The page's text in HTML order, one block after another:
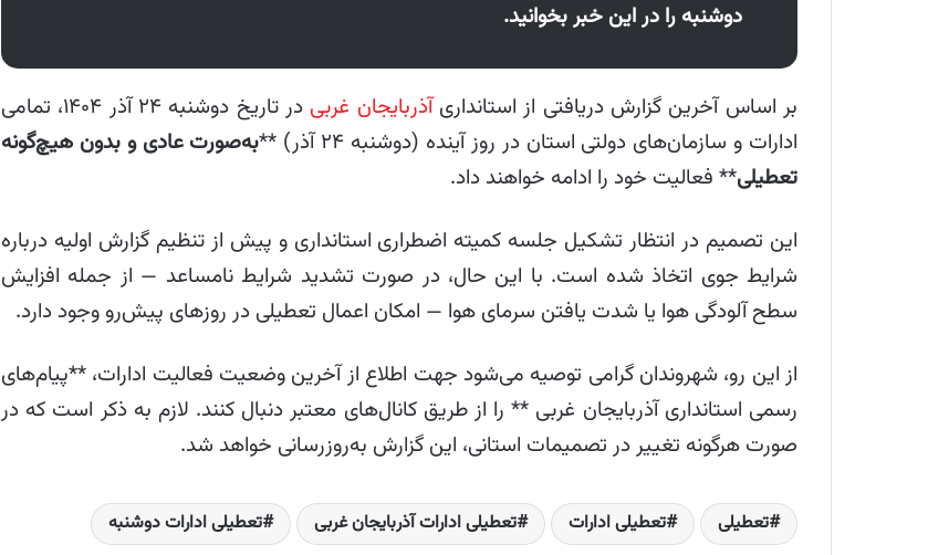
دوشنبه را در این خبر بخوانید.
بر اساس آخرین گزارش دریافتی از استانداریآذربایجان غربی
در تاریخ دوشنبه ۲۴ آذر ۱۴۰۴، تمامی
ادارات و سازمان‌های دولتی استان در روز آینده (دوشنبه ۲۴ آذر) **
به‌صورت عادی و بدون هیچ‌گونه
تعطیلی** فعالیت خود را ادامه خواهند داد.
این تصمیم در انتظار تشکیل جلسه کمیته اضطراری استانداری و پیش از تنظیم گزارش اولیه درباره
شرایط جوی اتخاذ شده است. با این حال، در صورت تشدید شرایط نامساعد — از جمله افزایش
سطح آلودگی هوا یا شدت یافتن سرمای هوا — امکان اعمال تعطیلی در روزهای پیش‌رو وجود دارد.
از این رو، شهروندان گرامی توصیه می‌شود جهت اطلاع از آخرین وضعیت فعالیت ادارات، **پیام‌های
رسمی استانداری آذربایجان غربی ** را از طریق کانال‌های معتبر دنبال کنند. لازم به ذکر است که در
صورت هرگونه تغییر در تصمیمات استانی، این گزارش به‌روزرسانی خواهد شد.
تعطیلی تعطیلی ادارات تعطیلی ادارات آذربایجان غربی تعطیلی ادارات دوشنبه